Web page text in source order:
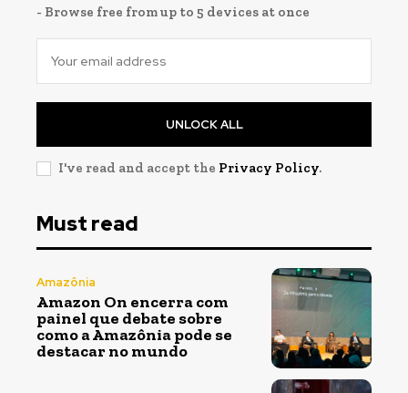
- Browse free from up to 5 devices at once
UNLOCK ALL
I've read and accept the Privacy Policy.
Must read
Amazônia
Amazon On encerra com
painel que debate sobre
como a Amazônia pode se
destacar no mundo